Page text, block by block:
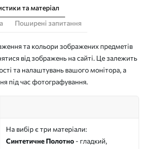
та матеріал
Поширені запитання
та кольори зображених предметів
від зображень на сайті. Це залежить
та налаштувань вашого монітора, а
під час фотографування.
На вибір є три матеріали:
Синтетичне Полотно - гладкий,